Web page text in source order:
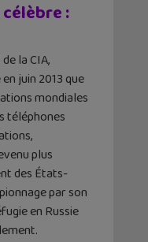
:
la CIA,
juin 2013 que
mondiales
téléphones
plus
des États-
par son
en Russie